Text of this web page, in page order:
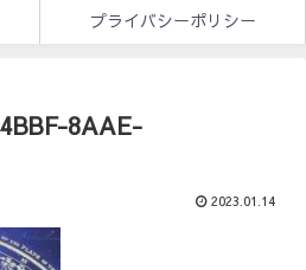
プライバシーポリシー
8AAE-
2023.01.14